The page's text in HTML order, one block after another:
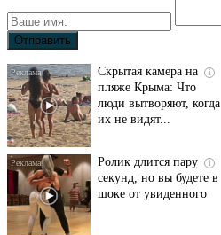
i
Скрытая камера на
пляже Крыма: Что
люди вытворяют, когда
их не видят...
i
Ролик длится пару
секунд, но вы будете в
шоке от увиденного